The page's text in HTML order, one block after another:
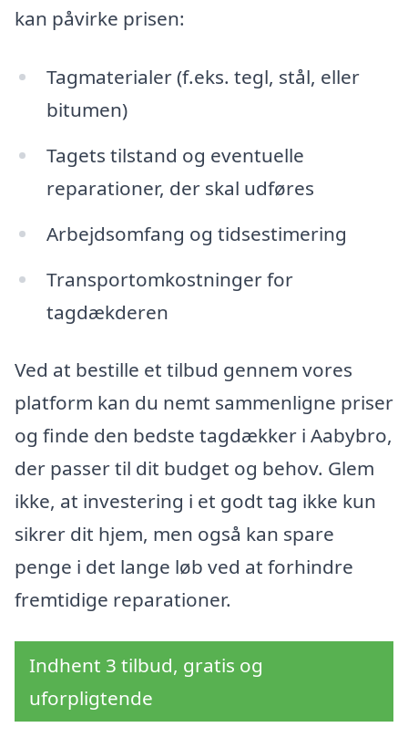
kan påvirke prisen:
Tagmaterialer (f.eks. tegl, stål, eller
bitumen)
Tagets tilstand og eventuelle
reparationer, der skal udføres
Arbejdsomfang og tidsestimering
Transportomkostninger for
tagdækderen
Ved at bestille et tilbud gennem vores
platform kan du nemt sammenligne priser
og finde den bedste tagdækker i Aabybro,
der passer til dit budget og behov. Glem
ikke, at investering i et godt tag ikke kun
sikrer dit hjem, men også kan spare
penge i det lange løb ved at forhindre
fremtidige reparationer.
Indhent 3 tilbud, gratis og
uforpligtende